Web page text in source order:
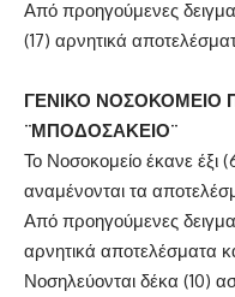
Από προηγούμενες
(17) αρνητικά
ΓΕΝΙΚΟ ΝΟΣΟΚΟΜΕΙΟ
¨ΜΠΟΔΟΣΑΚΕΙΟ¨
Το Νοσοκομείο έκανε έξι
αναμένονται τα
Από προηγούμενες
αρνητικά αποτελέσματα
Νοσηλεύονται δέκα (10)